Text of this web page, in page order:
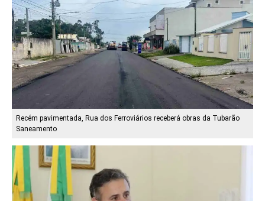
Recém pavimentada, Rua dos Ferroviários receberá obras da Tubarão
Saneamento